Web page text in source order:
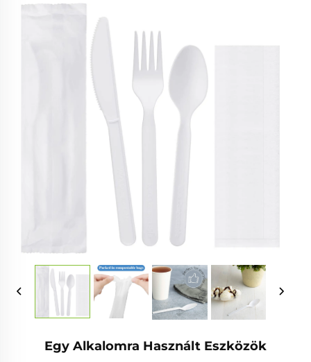
Egy Alkalomra Használt Eszközök